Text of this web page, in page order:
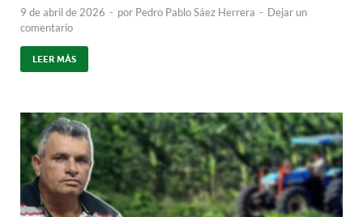
9 de abril de 2026 - por Pedro Pablo Sáez Herrera - Dejar un
comentario
LEER MÁS